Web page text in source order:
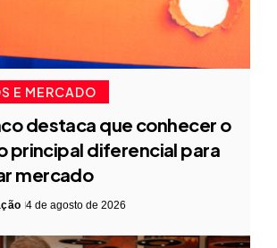
E MERCADO
destaca que conhecer o
principal diferencial para
mercado
4 de agosto de 2026